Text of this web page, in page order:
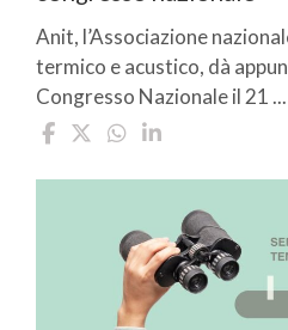
Anit, l’Associazione
termico e acustico, dà
Congresso Nazionale il 21 ...